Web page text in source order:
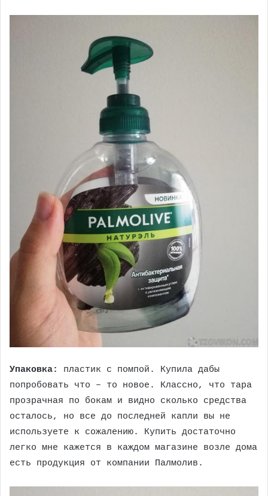
Упаковка:
пластик с помпой. Купила дабы
попробовать что – то новое. Классно, что тара
прозрачная по бокам и видно сколько средства
осталось, но все до последней капли вы не
используете к сожалению. Купить достаточно
легко мне кажется в каждом магазине возле дома
есть продукция от компании Палмолив.